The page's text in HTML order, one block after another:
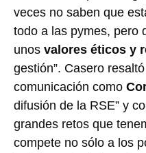
veces no saben que
todo a las pymes, pero
unos valores éticos y
gestión”. Casero
comunicación como
difusión de la RSE” y
grandes retos que
compete no sólo a los